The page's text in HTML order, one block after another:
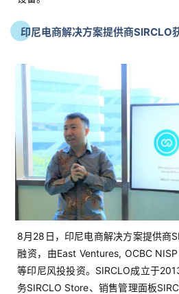
印尼电商解决方案提供商SIRCLO
8月28日，印尼电商解决方案提供商
融资，由East Ventures, OCBC
等印尼风投投资。 SIRCLO成立于
务SIRCLO Store、销售管理面板